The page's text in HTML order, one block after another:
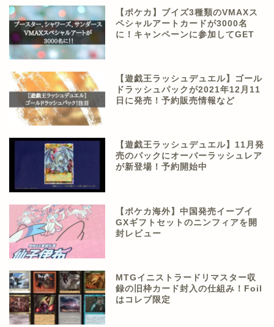
【ポケカ】ブイズ3種類のVMAXス
ペシャルアートカードが3000名
に！キャンペーンに参加してGET
【遊戯王ラッシュデュエル】ゴール
ドラッシュパックが2021年12月11
日に発売！予約販売情報など
【遊戯王ラッシュデュエル】11月発
売のパックにオーバーラッシュレア
が新登場！予約開始中
【ポケカ海外】中国発売イーブイ
GXギフトセットのニンフィアを開
封レビュー
MTGイニストラードリマスター収
録の旧枠カード封入の仕組み！Foil
はコレブ限定